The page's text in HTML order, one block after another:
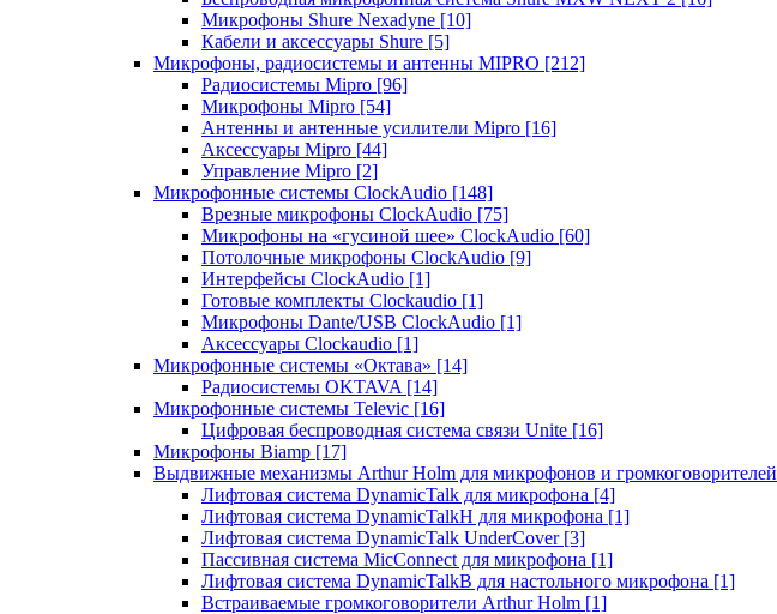
Микрофоны Shure Nexadyne [10]
Кабели и аксессуары Shure [5]
Микрофоны, радиосистемы и антенны MIPRO [212]
Радиосистемы Mipro [96]
Микрофоны Mipro [54]
Антенны и антенные усилители Mipro [16]
Аксессуары Mipro [44]
Управление Mipro [2]
Микрофонные системы ClockAudio [148]
Врезные микрофоны ClockAudio [75]
Микрофоны на «гусиной шее» ClockAudio [60]
Потолочные микрофоны ClockAudio [9]
Интерфейсы ClockAudio [1]
Готовые комплекты Clockaudio [1]
Микрофоны Dante/USB ClockAudio [1]
Аксессуары Clockaudio [1]
Микрофонные системы «Октава» [14]
Радиосистемы OKTAVA [14]
Микрофонные системы Televic [16]
Цифровая беспроводная система связи Unite [16]
Микрофоны Biamp [17]
Выдвижные механизмы Arthur Holm для микрофонов и громкоговорителей
Лифтовая система DynamicTalk для микрофона [4]
Лифтовая система DynamicTalkH для микрофона [1]
Лифтовая система DynamicTalk UnderCover [3]
Пассивная система MicConnect для микрофона [1]
Лифтовая система DynamicTalkB для настольного микрофона [1]
Встраиваемые громкоговорители Arthur Holm [1]